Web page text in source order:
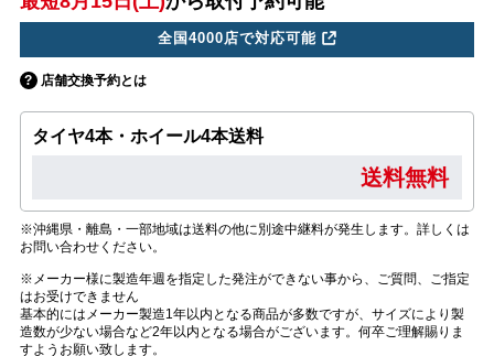
全国4000店で対応可能
店舗交換予約とは
タイヤ4本・ホイール4本送料
送料無料
※沖縄県・離島・一部地域は送料の他に別途中継料が発生します。詳しくは
お問い合わせください。
※メーカー様に製造年週を指定した発注ができない事から、ご質問、ご指定
はお受けできません
基本的にはメーカー製造1年以内となる商品が多数ですが、サイズにより製
造数が少ない場合など2年以内となる場合がございます。何卒ご理解賜りま
すようお願い致します。